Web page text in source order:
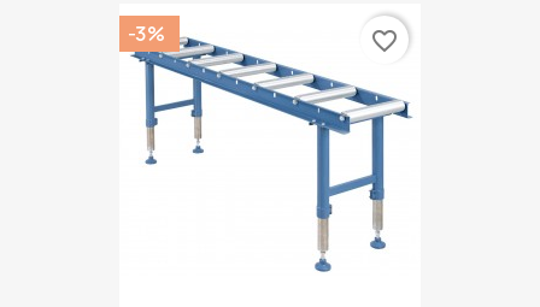
-3% favorite_border